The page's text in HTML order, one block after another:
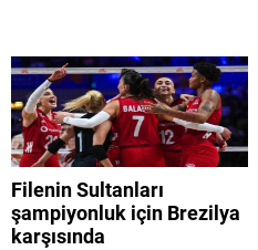
Filenin Sultanları
şampiyonluk için Brezilya
karşısında